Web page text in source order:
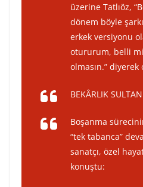
üzerine Tatlıöz,
dönem böyle
erkek versiyonu
otururum, belli
olmasın.” diyerek
BEKÂRLIK
Boşanma
“tek tabanca”
sanatçı, özel
konuştu: